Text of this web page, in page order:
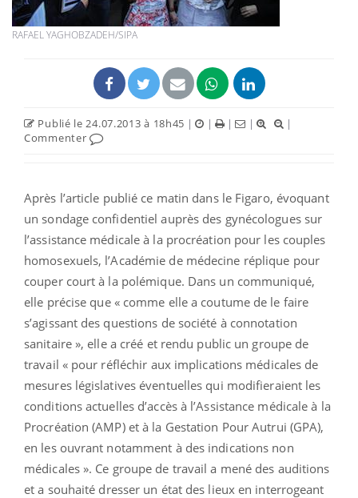
RAFAEL YAGHOBZADEH/SIPA
Publié le 24.07.2013 à 18h45 | | | |
|
Commenter
Après l’article publié ce matin dans le Figaro, évoquant
un sondage confidentiel auprès des gynécologues sur
l’assistance médicale à la procréation pour les couples
homosexuels, l’Académie de médecine réplique pour
couper court à la polémique. Dans un communiqué,
elle précise que « comme elle a coutume de le faire
s’agissant des questions de société à connotation
sanitaire », elle a créé et rendu public un groupe de
travail « pour réfléchir aux implications médicales de
mesures législatives éventuelles qui modifieraient les
conditions actuelles d’accès à l’Assistance médicale à la
Procréation (AMP) et à la Gestation Pour Autrui (GPA),
en les ouvrant notamment à des indications non
médicales ». Ce groupe de travail a mené des auditions
et a souhaité dresser un état des lieux en interrogeant